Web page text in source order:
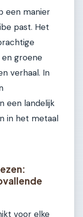
een manier
past. Het
en groene
verhaal. In
een landelijk
in het metaal
voor elke